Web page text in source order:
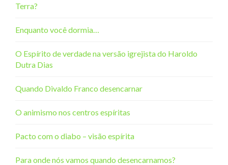
Terra?
Enquanto você dormia…
O Espírito de verdade na versão igrejista do Haroldo
Dutra Dias
Quando Divaldo Franco desencarnar
O animismo nos centros espíritas
Pacto com o diabo – visão espírita
Para onde nós vamos quando desencarnamos?